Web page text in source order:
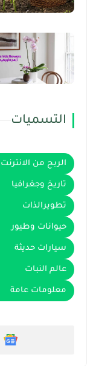
التسميات
الربح من الانترنت
تاريخ وجغرافيا
تطويرالذات
حيوانات وطيور
سيارات حديثة
عالم النبات
معلومات عامة